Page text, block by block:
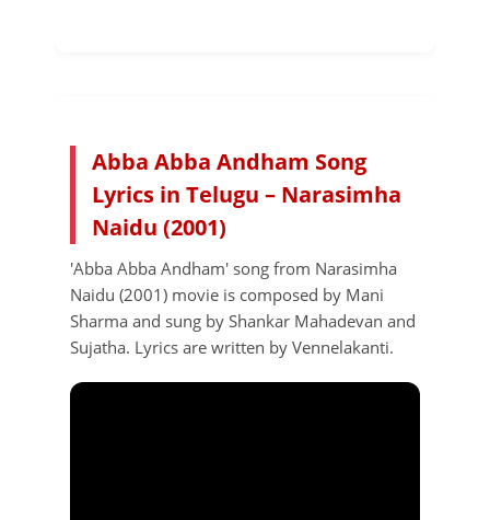
Abba Abba Andham Song
Lyrics in Telugu – Narasimha
Naidu (2001)
'Abba Abba Andham' song from Narasimha
Naidu (2001) movie is composed by Mani
Sharma and sung by Shankar Mahadevan and
Sujatha. Lyrics are written by Vennelakanti.